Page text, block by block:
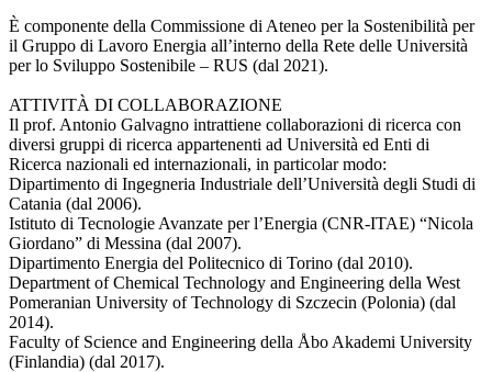
È componente della Commissione di Ateneo per la Sostenibilità per
il Gruppo di Lavoro Energia all’interno della Rete delle Università
per lo Sviluppo Sostenibile – RUS (dal 2021).
ATTIVITÀ DI COLLABORAZIONE
Il prof. Antonio Galvagno intrattiene collaborazioni di ricerca con
diversi gruppi di ricerca appartenenti ad Università ed Enti di
Ricerca nazionali ed internazionali, in particolar modo:
Dipartimento di Ingegneria Industriale dell’Università degli Studi di
Catania (dal 2006).
Istituto di Tecnologie Avanzate per l’Energia (CNR-ITAE) “Nicola
Giordano” di Messina (dal 2007).
Dipartimento Energia del Politecnico di Torino (dal 2010).
Department of Chemical Technology and Engineering della West
Pomeranian University of Technology di Szczecin (Polonia) (dal
2014).
Faculty of Science and Engineering della Åbo Akademi University
(Finlandia) (dal 2017).